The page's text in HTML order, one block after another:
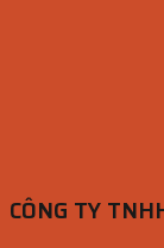
CÔNG TY